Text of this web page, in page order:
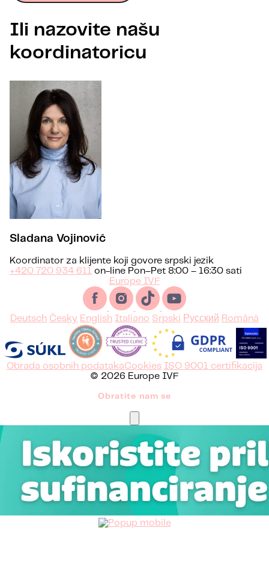
Ili nazovite našu
koordinatoricu
Sladana Vojinović
Koordinator za klijente koji govore srpski jezik
+420 720 934 611 on-line Pon–Pet 8:00 – 16:30 sati
Europe IVF
Deutsch Česky English Italiano Srpski Русский Română
Obrada osobnih podatakaCookies ISO 9001 certifikacija
© 2026 Europe IVF
Obratite nam se